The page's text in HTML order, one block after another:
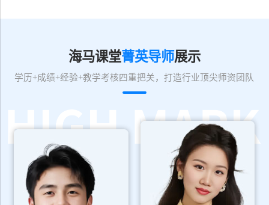
海马课堂菁英导师展示
学历+成绩+经验+教学考核四重把关，打造行业顶尖师资团队